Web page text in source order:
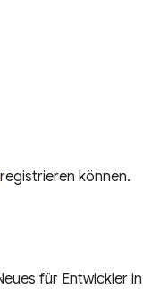
registrieren können.
für Entwickler in